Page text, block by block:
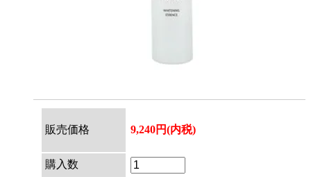
販売価格 9,240円(内税)
購入数